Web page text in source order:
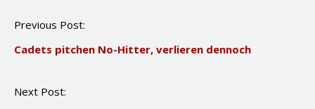
P
s
a
Previous Post:
Cadets pitchen No-Hitter, verlieren dennoch
Next Post: